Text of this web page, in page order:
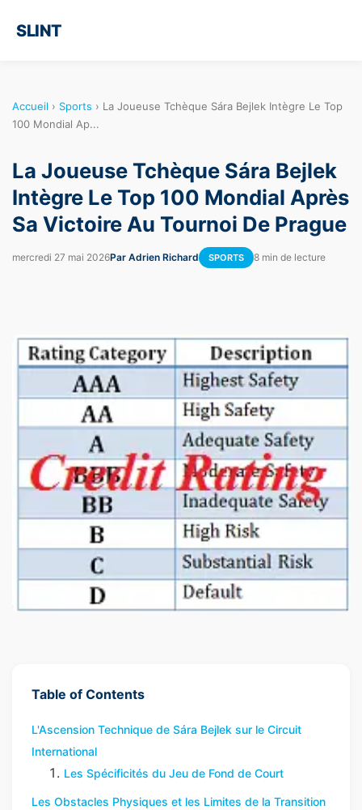
SLINT
Accueil › Sports › La Joueuse Tchèque Sára Bejlek Intègre Le Top
100 Mondial Ap...
La Joueuse Tchèque Sára Bejlek
Intègre Le Top 100 Mondial Après
Sa Victoire Au Tournoi De Prague
mercredi 27 mai 2026Par Adrien Richard SPORTS 8 min de lecture
Table of Contents
L'Ascension Technique de Sára Bejlek sur le Circuit
International
Les Spécificités du Jeu de Fond de Court
Les Obstacles Physiques et les Limites de la Transition